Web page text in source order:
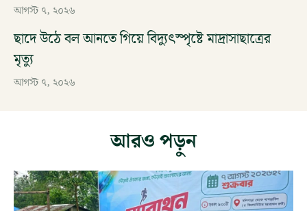
আগস্ট ৭, ২০২৬
ছাদে উঠে বল আনতে গিয়ে বিদ্যুৎস্পৃষ্টে মাদ্রাসাছাত্রের
মৃত্যু
আগস্ট ৭, ২০২৬
আরও পড়ুন